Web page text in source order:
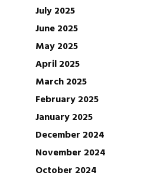
July 2025
June 2025
May 2025
April 2025
March 2025
February 2025
January 2025
December 2024
November 2024
October 2024